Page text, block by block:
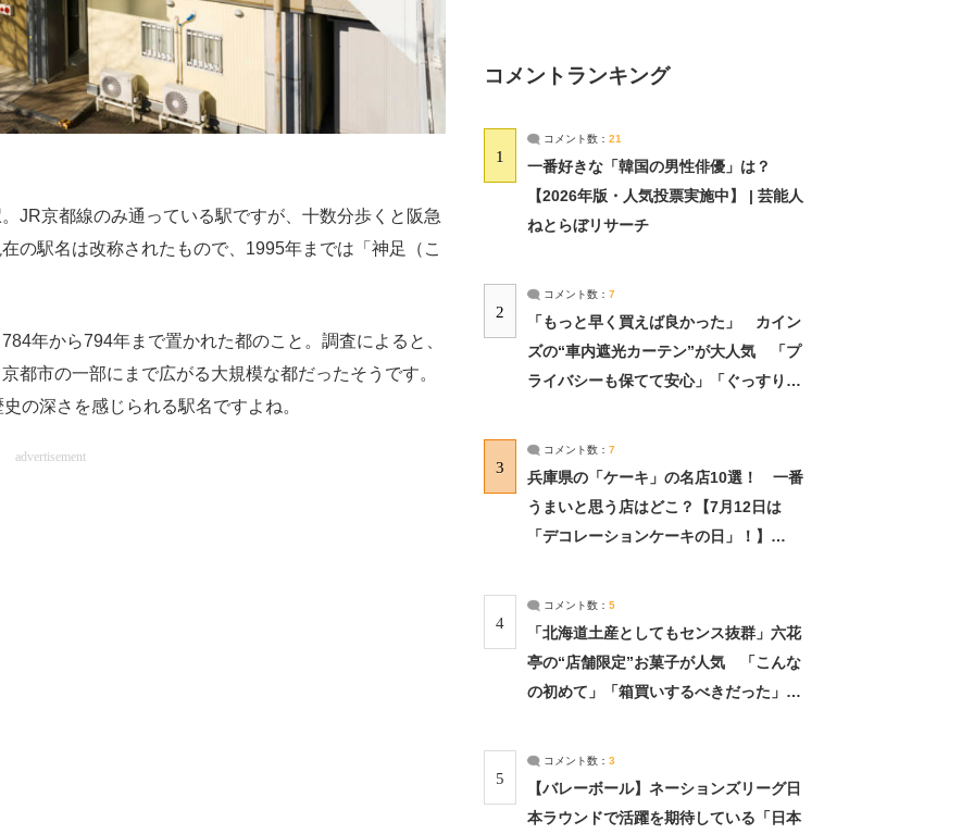
京都線のみ通っている駅ですが、十数分歩くと阪急
の駅名は改称されたもので、1995年までは「神足（こ
年から794年まで置かれた都のこと。調査によると、
都市の一部にまで広がる大規模な都だったそうです。
の深さを感じられる駅名ですよね。
advertisement
コメントランキング
1
コメント数： 21
一番好きな「韓国の男性俳優」は？
【2026年版・人気投票実施中】 | 芸能人
ねとらぼリサーチ
2
コメント数： 7
「もっと早く買えば良かった」 カイン
ズの“車内遮光カーテン”が大人気 「プ
ライバシーも保てて安心」「ぐっすり眠
3
コメント数： 7
兵庫県の「ケーキ」の名店10選！ 一番
うまいと思う店はどこ？【7月12日は
「デコレーションケーキの日」！】
4
コメント数： 5
「北海道土産としてもセンス抜群」六花
亭の“店舗限定”お菓子が人気 「こんな
の初めて」「箱買いするべきだった」
5
コメント数： 3
【バレーボール】ネーションズリーグ日
本ラウンドで活躍を期待している「日本